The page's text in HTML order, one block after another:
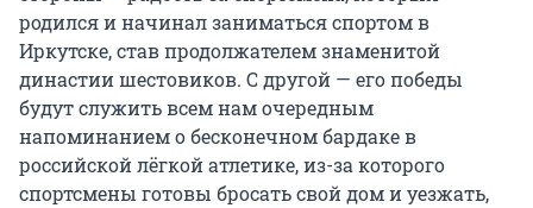
родился и начинал заниматься спортом в
Иркутске, став продолжателем знаменитой
династии шестовиков. С другой — его победы
будут служить всем нам очередным
напоминанием о бесконечном бардаке в
российской лёгкой атлетике, из-за которого
спортсмены готовы бросать свой дом и уезжать,